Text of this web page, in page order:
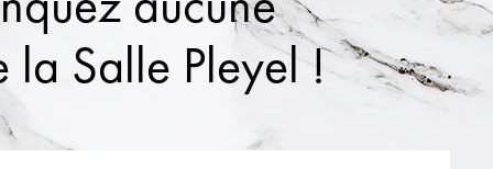
la Salle Pleyel !